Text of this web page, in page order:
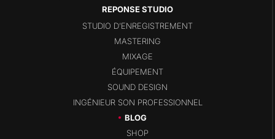
STUDIO D’ENREGISTREMENT
MASTERING
MIXAGE
ÉQUIPEMENT
SOUND DESIGN
INGÉNIEUR SON PROFESSIONNEL
BLOG
SHOP